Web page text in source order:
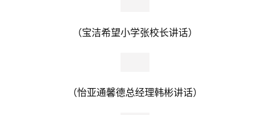
（宝洁希望小学张校长讲话）
（怡亚通馨德总经理韩彬讲话）